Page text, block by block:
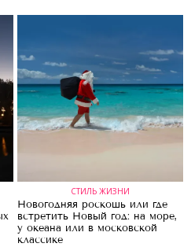
СТИЛЬ ЖИЗНИ
Новогодняя роскошь или где
встретить Новый год: на море,
у океана или в московской
классике